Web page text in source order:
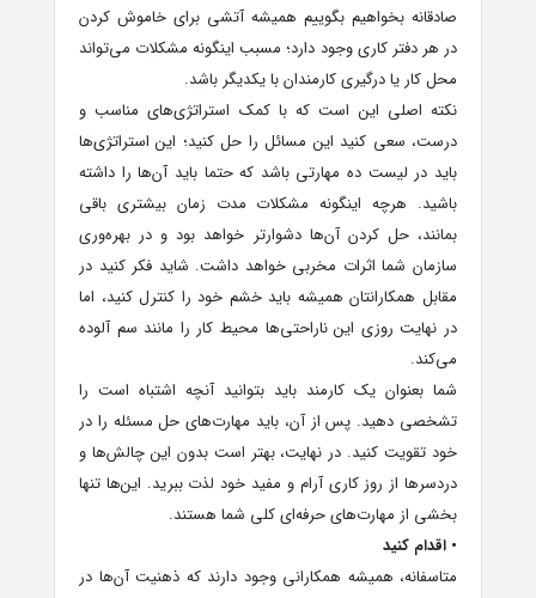
صادقانه بخواهیم بگوییم همیشه آتشی برای خاموش کردن
در هر دفتر کاری وجود دارد؛ مسبب اینگونه مشکلات می‌تواند
محل کار یا درگیری کارمندان با یکدیگر باشد.
نکته اصلی این است که با کمک استراتژی‌های مناسب و
درست، سعی کنید این مسائل را حل کنید؛ این استراتژی‌ها
باید در لیست ده مهارتی باشد که حتما باید آن‌ها را داشته
باشید. هرچه اینگونه مشکلات مدت زمان بیشتری باقی
بمانند، حل کردن آن‌ها دشوارتر خواهد بود و در بهره‌وری
سازمان شما اثرات مخربی خواهد داشت. شاید فکر کنید در
مقابل همکارانتان همیشه باید خشم خود را کنترل کنید، اما
در نهایت روزی این ناراحتی‌ها محیط کار را مانند سم آلوده
می‌کند.
شما بعنوان یک کارمند باید بتوانید آنچه اشتباه است را
تشخصی دهید. پس از آن، باید مهارت‌های حل مسئله را در
خود تقویت کنید. در نهایت، بهتر است بدون این چالش‌ها و
دردسرها از روز کاری آرام و مفید خود لذت ببرید. این‌ها تنها
بخشی از مهارت‌های حرفه‌ای کلی شما هستند.
• اقدام کنید
متاسفانه، همیشه همکارانی وجود دارند که ذهنیت آن‌ها در